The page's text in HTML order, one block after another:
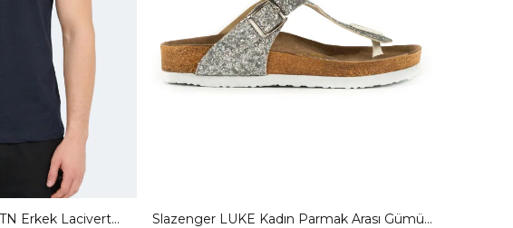
Erkek Lacivert
Slazenger LUKE Kadın Parmak Arası Gümüş